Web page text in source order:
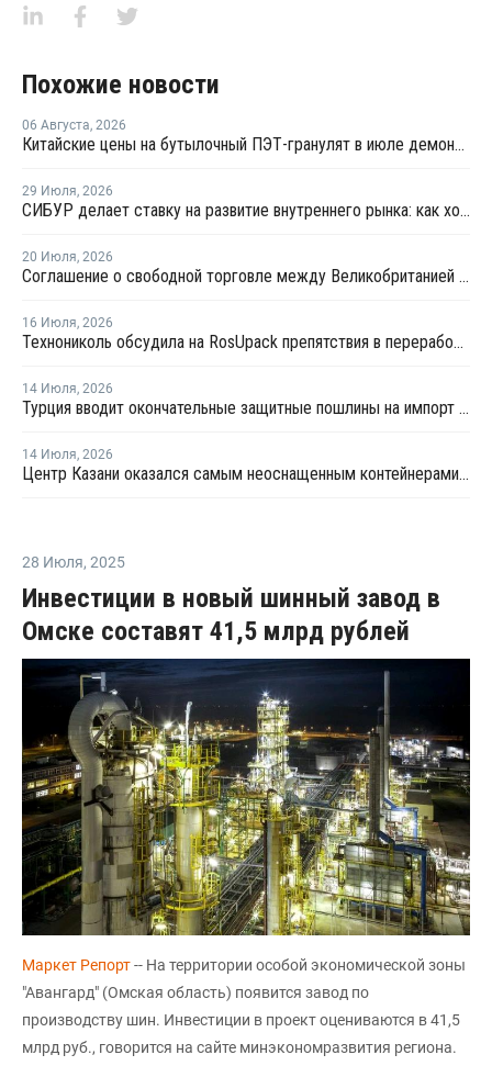
Похожие новости
06 Августа, 2026
Китайские цены на бутылочный ПЭТ-гранулят в июле демонстрировали сильную волатильность
29 Июля, 2026
СИБУР делает ставку на развитие внутреннего рынка: как холдинг стимулирует спрос на полимеры в ритейле
20 Июля, 2026
Соглашение о свободной торговле между Великобританией и Индией вступило в силу
16 Июля, 2026
Технониколь обсудила на RosUpack препятствия в переработке ПЭТ
14 Июля, 2026
Турция вводит окончательные защитные пошлины на импорт ПЭТ-гранулята
14 Июля, 2026
Центр Казани оказался самым неоснащенным контейнерами раздельного сбора отходов
28 Июля, 2025
Инвестиции в новый шинный завод в
Омске составят 41,5 млрд рублей
Маркет Репорт-- На территории особой экономической зоны
"Авангард" (Омская область) появится завод по
производству шин. Инвестиции в проект оцениваются в 41,5
млрд руб., говорится на сайте минэкономразвития региона.